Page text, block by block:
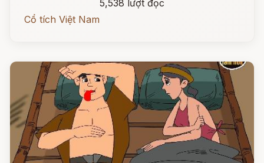
5,538 lượt đọc
Cổ tích Việt Nam